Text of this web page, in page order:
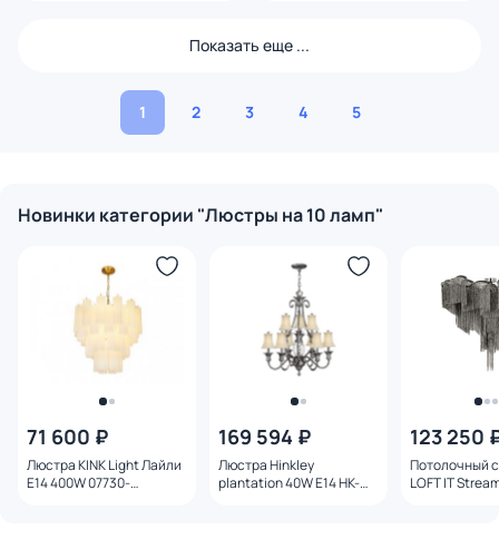
Показать еще ...
1 2 3 4 5
Новинки категории "Люстры на 10 ламп"
71 600 ₽
Люстра KINK Light Лайли
Е14 400W 07730-
169 594 ₽
Люстра Hinkley
plantation 40W E14 HK-
123 250
Потолочный
LOFT IT